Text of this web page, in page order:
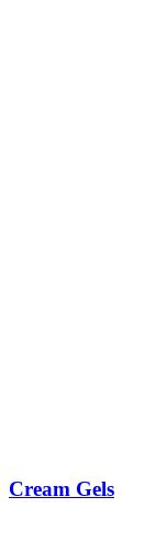
Cream Gels